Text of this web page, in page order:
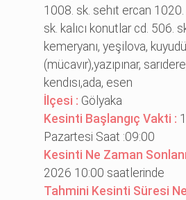
1008. sk. sehıt ercan 1020.
sk. kalıcı konutlar cd. 506.
kemeryanı, yeşi̇lova,
(mücavır),yazıpınar,
kendısı,ada, esen
İlçesi : Gölyaka
Kesinti Başlangıç Vakti :
Pazartesi Saat :09:00
Kesinti Ne Zaman
2026 10:00 saatlerinde
Tahmini Kesinti Süresi